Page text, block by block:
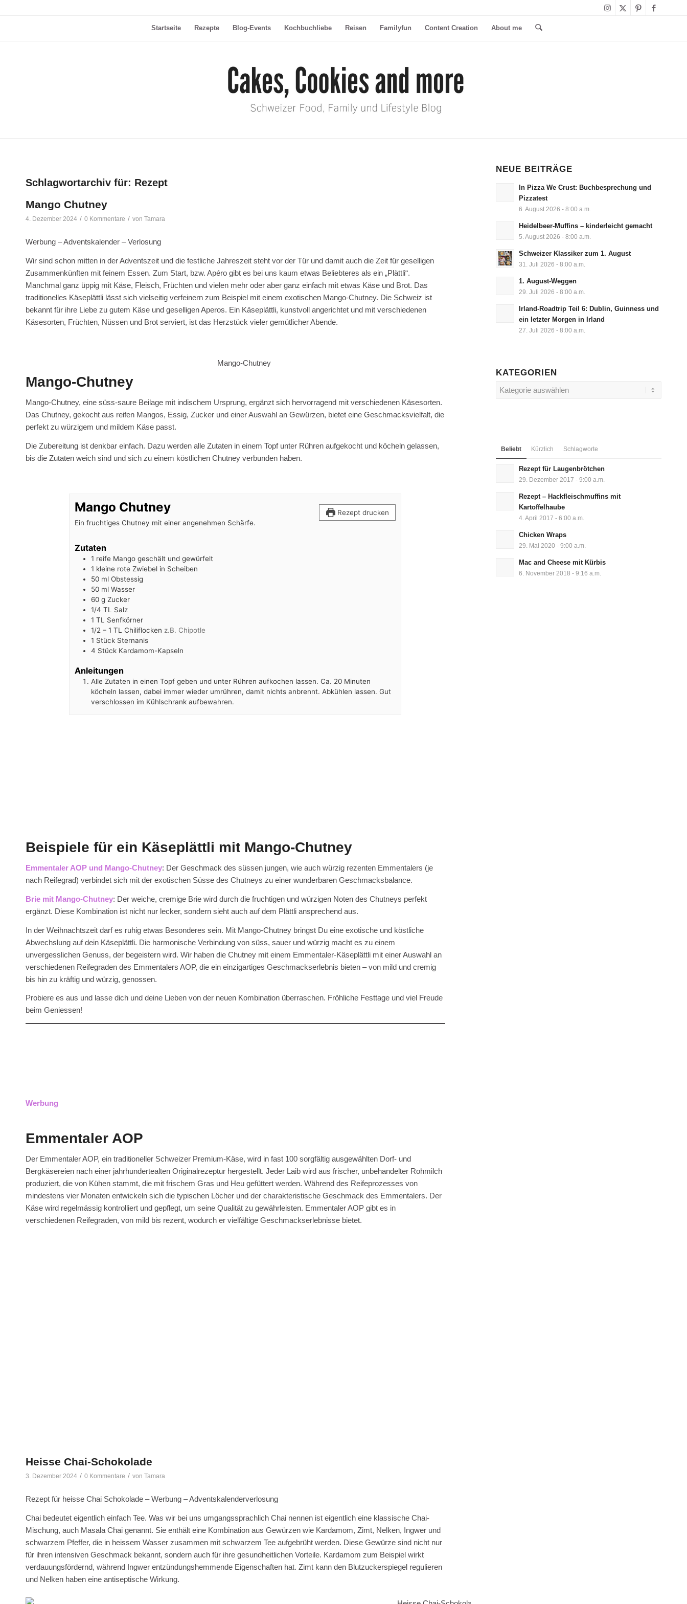
Startseite Rezepte Blog-Events Kochbuchliebe Reisen Familyfun Content Creation About me
Schlagwortarchiv für: Rezept
Mango Chutney
4. Dezember 2024 / 0 Kommentare / von Tamara
Werbung – Adventskalender – Verlosung
Wir sind schon mitten in der Adventszeit und die festliche Jahreszeit steht vor der Tür und damit auch die Zeit für geselligen
Zusammenkünften mit feinem Essen. Zum Start, bzw. Apéro gibt es bei uns kaum etwas Beliebteres als ein „Plättli“.
Manchmal ganz üppig mit Käse, Fleisch, Früchten und vielen mehr oder aber ganz einfach mit etwas Käse und Brot. Das
traditionelles Käseplättli lässt sich vielseitig verfeinern zum Beispiel mit einem exotischen Mango-Chutney. Die Schweiz ist
bekannt für ihre Liebe zu gutem Käse und geselligen Aperos. Ein Käseplättli, kunstvoll angerichtet und mit verschiedenen
Käsesorten, Früchten, Nüssen und Brot serviert, ist das Herzstück vieler gemütlicher Abende.
Mango-Chutney
Mango-Chutney
Mango-Chutney, eine süss-saure Beilage mit indischem Ursprung, ergänzt sich hervorragend mit verschiedenen Käsesorten.
Das Chutney, gekocht aus reifen Mangos, Essig, Zucker und einer Auswahl an Gewürzen, bietet eine Geschmacksvielfalt, die
perfekt zu würzigem und mildem Käse passt.
Die Zubereitung ist denkbar einfach. Dazu werden alle Zutaten in einem Topf unter Rühren aufgekocht und köcheln gelassen,
bis die Zutaten weich sind und sich zu einem köstlichen Chutney verbunden haben.
Rezept drucken
Mango Chutney
Ein fruchtiges Chutney mit einer angenehmen Schärfe.
Zutaten
1 reife Mango geschält und gewürfelt
1 kleine rote Zwiebel in Scheiben
50 ml Obstessig
50 ml Wasser
60 g Zucker
1/4 TL
Salz
1 TL
Senfkörner
1/2 – 1 TL Chiliflocken z.B. Chipotle
1 Stück Sternanis
4 Stück Kardamom-Kapseln
Anleitungen
Alle Zutaten in einen Topf geben und unter Rühren aufkochen lassen. Ca. 20 Minuten
köcheln lassen, dabei immer wieder umrühren, damit nichts anbrennt. Abkühlen lassen. Gut
verschlossen im Kühlschrank aufbewahren.
Beispiele für ein Käseplättli mit Mango-Chutney
Emmentaler AOP und Mango-Chutney: Der Geschmack des süssen jungen, wie auch würzig rezenten Emmentalers (je
nach Reifegrad) verbindet sich mit der exotischen Süsse des Chutneys zu einer wunderbaren Geschmacksbalance.
Brie mit Mango-Chutney: Der weiche, cremige Brie wird durch die fruchtigen und würzigen Noten des Chutneys perfekt
ergänzt. Diese Kombination ist nicht nur lecker, sondern sieht auch auf dem Plättli ansprechend aus.
In der Weihnachtszeit darf es ruhig etwas Besonderes sein. Mit Mango-Chutney bringst Du eine exotische und köstliche
Abwechslung auf dein Käseplättli. Die harmonische Verbindung von süss, sauer und würzig macht es zu einem
unvergesslichen Genuss, der begeistern wird. Wir haben die Chutney mit einem Emmentaler-Käseplättli mit einer Auswahl an
verschiedenen Reifegraden des Emmentalers AOP, die ein einzigartiges Geschmackserlebnis bieten – von mild und cremig
bis hin zu kräftig und würzig, genossen.
Probiere es aus und lasse dich und deine Lieben von der neuen Kombination überraschen. Fröhliche Festtage und viel Freude
beim Geniessen!
Werbung
Emmentaler AOP
Der Emmentaler AOP, ein traditioneller Schweizer Premium-Käse, wird in fast 100 sorgfältig ausgewählten Dorf- und
Bergkäsereien nach einer jahrhundertealten Originalrezeptur hergestellt. Jeder Laib wird aus frischer, unbehandelter Rohmilch
produziert, die von Kühen stammt, die mit frischem Gras und Heu gefüttert werden. Während des Reifeprozesses von
mindestens vier Monaten entwickeln sich die typischen Löcher und der charakteristische Geschmack des Emmentalers. Der
Käse wird regelmässig kontrolliert und gepflegt, um seine Qualität zu gewährleisten. Emmentaler AOP gibt es in
verschiedenen Reifegraden, von mild bis rezent, wodurch er vielfältige Geschmackserlebnisse bietet.
Heisse Chai-Schokolade
3. Dezember 2024 / 0 Kommentare / von Tamara
Rezept für heisse Chai Schokolade – Werbung – Adventskalenderverlosung
Chai bedeutet eigentlich einfach Tee. Was wir bei uns umgangssprachlich Chai nennen ist eigentlich eine klassische Chai-
Mischung, auch Masala Chai genannt. Sie enthält eine Kombination aus Gewürzen wie Kardamom, Zimt, Nelken, Ingwer und
schwarzem Pfeffer, die in heissem Wasser zusammen mit schwarzem Tee aufgebrüht werden. Diese Gewürze sind nicht nur
für ihren intensiven Geschmack bekannt, sondern auch für ihre gesundheitlichen Vorteile. Kardamom zum Beispiel wirkt
verdauungsfördernd, während Ingwer entzündungshemmende Eigenschaften hat. Zimt kann den Blutzuckerspiegel regulieren
und Nelken haben eine antiseptische Wirkung.
NEUE BEITRÄGE
In Pizza We Crust: Buchbesprechung und
Pizzatest
6. August 2026 - 8:00 a.m.
Heidelbeer-Muffins – kinderleicht gemacht
5. August 2026 - 8:00 a.m.
Schweizer Klassiker zum 1. August
31. Juli 2026 - 8:00 a.m.
1. August-Weggen
29. Juli 2026 - 8:00 a.m.
Irland-Roadtrip Teil 6: Dublin, Guinness und
ein letzter Morgen in Irland
27. Juli 2026 - 8:00 a.m.
KATEGORIEN
Kategorien
Beliebt Kürzlich Schlagworte
Rezept für Laugenbrötchen
29. Dezember 2017 - 9:00 a.m.
Rezept – Hackfleischmuffins mit
Kartoffelhaube
4. April 2017 - 6:00 a.m.
Chicken Wraps
29. Mai 2020 - 9:00 a.m.
Mac and Cheese mit Kürbis
6. November 2018 - 9:16 a.m.